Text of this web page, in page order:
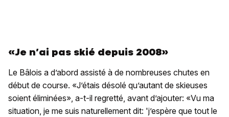
«Je n’ai pas skié depuis 2008»
Le Bâlois a d’abord assisté à de nombreuses chutes en
début de course. «J’étais désolé qu’autant de skieuses
soient éliminées», a-t-il regretté, avant d’ajouter: «Vu ma
situation, je me suis naturellement dit: 'j’espère que tout le